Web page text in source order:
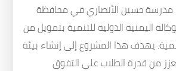
مدرسة حسين الأنصاري في محافظة
اليمنية الدولية للتنمية بتمويل من
يهدف هذا المشروع إلى إنشاء بيئة
من قدرة الطلاب على التفوق